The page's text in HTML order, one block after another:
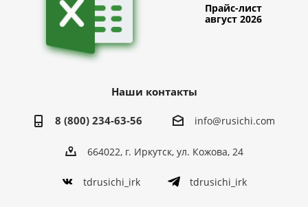
Прайс-лист
август 2026
Наши контакты
8 (800) 234-63-56 info@rusichi.com
664022, г. Иркутск, ул. Кожова, 24
tdrusichi_irk tdrusichi_irk